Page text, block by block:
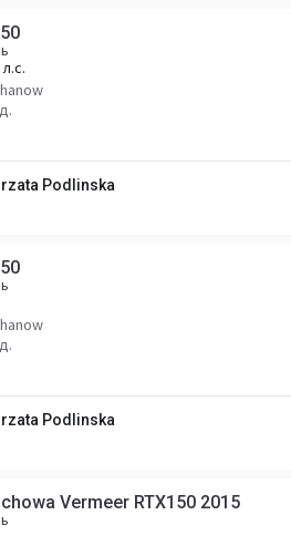
Podlinska
Podlinska
Vermeer RTX150 2015